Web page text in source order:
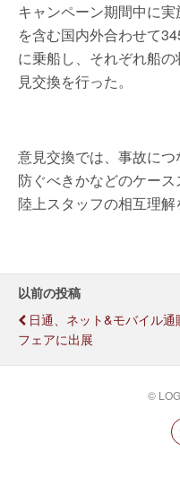
キャンペーン期間中に
を含む国内外合わせて
に乗船し、それぞれ船
見交換を行った。
意見交換では、事故に
防ぐべきかなどのケー
陸上スタッフの相互理解
以前の投稿
日通、ネット&モバイル通
フェアに出展
©